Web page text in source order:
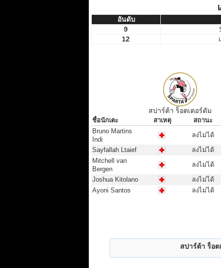
อันดับ
9
12
อันดับ
สปาร์ต้า ร็อตเตอร์ดัม
ชื่อนักเตะ สาเหตุ
สถานะ
Bruno Martins
Indi
ลงไม่ได้
Sayfallah Ltaief
ลงไม่ได้
Mitchell van
Bergen
ลงไม่ได้
Joshua Kitolano
ลงไม่ได้
Ayoni Santos
ลงไม่ได้
ชื่อนักเตะ สาเหตุ สถานะ
สปาร์ต้า ร็อต